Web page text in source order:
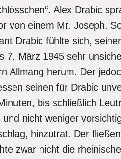
Alex Drabic
von einem Mr. Joseph.
Drabic fühlte sich,
7. März 1945 sehr
Allmang herum. Der
seinen für Drabic
bis schließlich
nicht weniger
hinzutrat. Der
zwar nicht die